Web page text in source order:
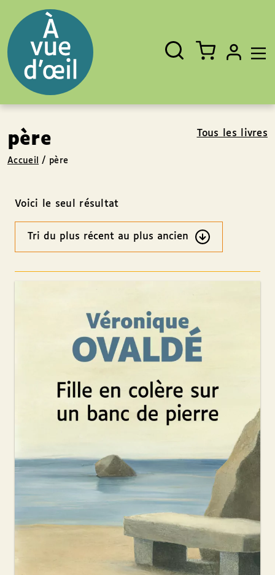
Fermer
Rechercher
un
livre,
un
auteur,
un
EAN
père Tous les livres
Accueil / père
Voici le seul résultat
Ordre